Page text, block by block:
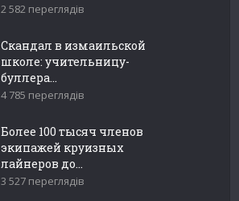
2 582 переглядів
Скандал в измаильской
школе: учительницу-
буллера...
4 785 переглядів
Более 100 тысяч членов
экипажей круизных
лайнеров до...
3 527 переглядів